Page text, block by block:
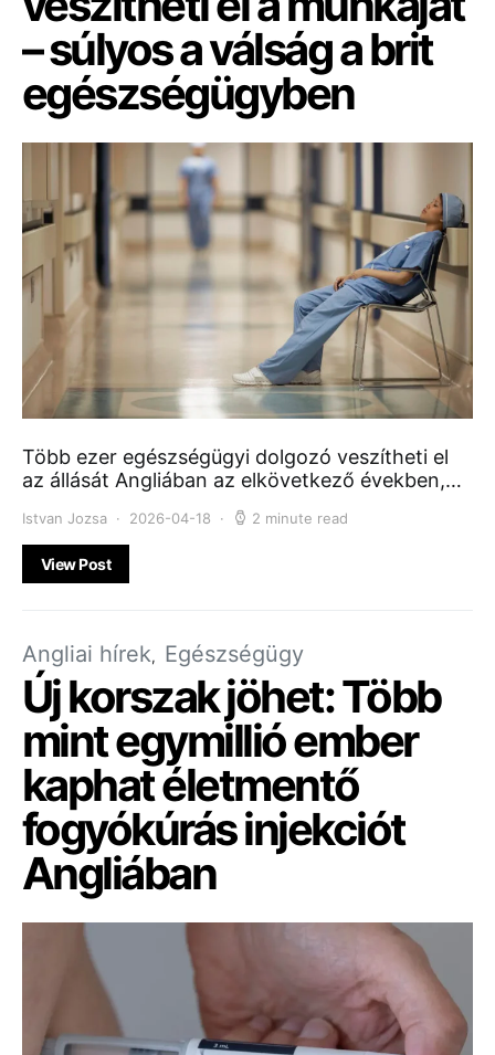
– súlyos a válság a brit
egészségügyben
Több ezer egészségügyi dolgozó veszítheti el
az állását Angliában az elkövetkező években,…
Istvan Jozsa 2026-04-18 2 minute read
View Post
Angliai hírek Egészségügy
Új korszak jöhet: Több
mint egymillió ember
kaphat életmentő
fogyókúrás injekciót
Angliában